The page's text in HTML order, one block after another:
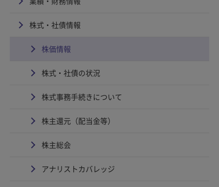
株式・社債情報
株価情報
株式・社債の状況
株式事務手続きについて
株主還元（配当金等）
株主総会
アナリストカバレッジ